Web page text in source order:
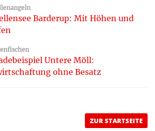
Barderup: Mit Höhen und
Untere Möll:
ohne Besatz
ZUR STARTSEITE